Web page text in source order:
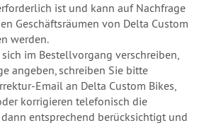
ist und kann auf Nachfrage
Geschäftsräumen von Delta Custom
werden.
im Bestellvorgang verschreiben,
angeben, schreiben Sie bitte
Email an Delta Custom Bikes,
korrigieren telefonisch die
entsprechend berücksichtigt und